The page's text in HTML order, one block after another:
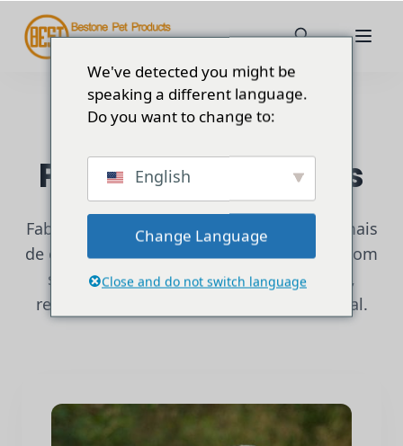
Principais produtos
Fabrico profissional de produtos para animais
de estimação em regime de OEM e ODM, com
serviços de personalização para marcas,
retalhistas e distribuidores a nível mundial.
We've detected you might be
speaking a different language.
Do you want to change to:
English
Change Language
Close and do not switch language